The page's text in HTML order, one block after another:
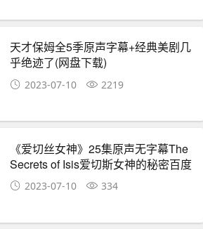
天才保姆全5季原声字幕+经典美剧几
乎绝迹了(网盘下载)
2023-07-10 2219
《爱切丝女神》25集原声无字幕The
Secrets of Isis爱切斯女神的秘密百度
网盘2023-07-10 334